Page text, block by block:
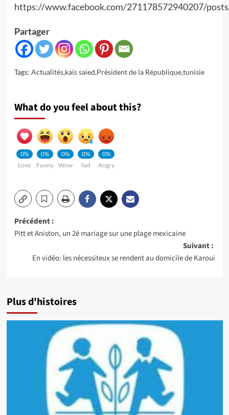
https://www.facebook.com/271178572940207/
Partager
Tags: Actualités,kais saied,Président de la République,tunisie
What do you feel about this?
0%
Love
0%
Funny
0%
Wow
0%
Sad
0%
Angry
Navigation
d’article
Précédent :
Pitt et Aniston, un 2è mariage sur une plage mexicaine
Suivant :
En vidéo: les nécessiteux se rendent au domicile de Karoui
Plus d'histoires